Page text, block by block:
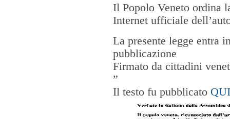
Il Popolo Veneto ordina
Internet ufficiale
La presente legge entra
pubblicazione
Firmato da cittadini
”
Il testo fu pubblicato QUI